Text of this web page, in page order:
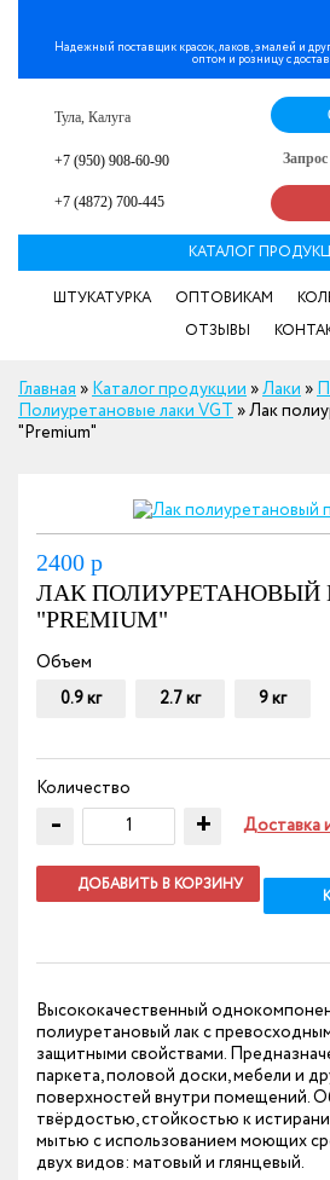
Надежный поставщик красок, лаков, эмалей и
оптом и розницу с
Тула, Калуга
+7 (950) 908-60-90
+7 (4872) 700-445
КАТАЛОГ
ШТУКАТУРКА ОПТОВИКАМ
ОТЗЫВЫ
Главная » Каталог продукции » Лаки »
Полиуретановые лаки VGT
» Лак
"Premium"
2400 р
ЛАК ПОЛИУРЕТАНОВЫЙ
"PREMIUM"
Объем
0.9 кг 2.7 кг 9 кг
Количество
- + Доставка
ДОБАВИТЬ В КОРЗИНУ
Высококачественный
полиуретановый лак с
защитными свойствами.
паркета, половой доски, мебели и
поверхностей внутри помещений.
твёрдостью, стойкостью к
мытью с использованием моющих
двух видов: матовый и глянцевый.